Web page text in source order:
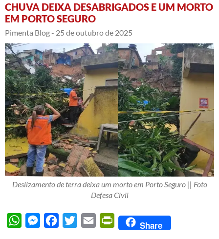
CHUVA DEIXA DESABRIGADOS E UM MORTO
EM PORTO SEGURO
Pimenta Blog - 25 de outubro de 2025
Deslizamento de terra deixa um morto em Porto Seguro || Foto
Defesa Civil
WhatsAppMessengerFacebook
Twitter Email PrintFriendly
Share